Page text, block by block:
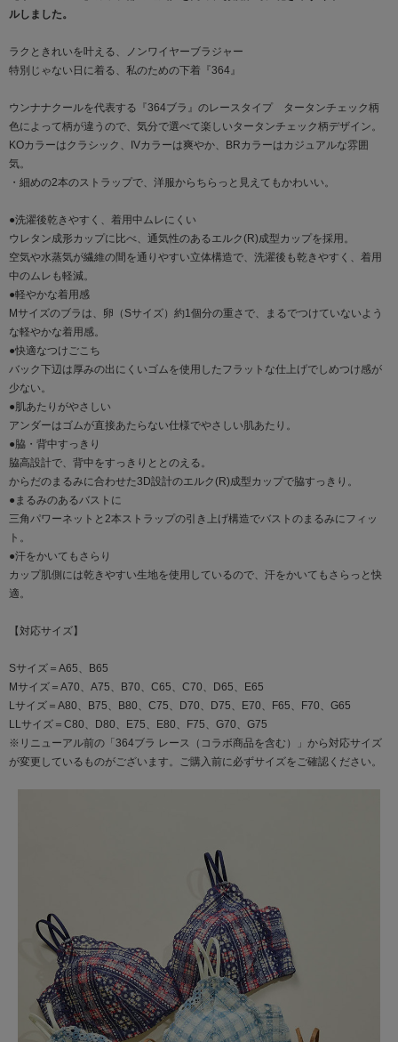
ルしました。
ラクときれいを叶える、ノンワイヤーブラジャー
特別じゃない日に着る、私のための下着『364』
ウンナナクールを代表する『364ブラ』のレースタイプ タータンチェック柄
色によって柄が違うので、気分で選べて楽しいタータンチェック柄デザイン。
KOカラーはクラシック、IVカラーは爽やか、BRカラーはカジュアルな雰囲
気。
・細めの2本のストラップで、洋服からちらっと見えてもかわいい。
●洗濯後乾きやすく、着用中ムレにくい
ウレタン成形カップに比べ、通気性のあるエルク(R)成型カップを採用。
空気や水蒸気が繊維の間を通りやすい立体構造で、洗濯後も乾きやすく、着用
中のムレも軽減。
●軽やかな着用感
Mサイズのブラは、卵（Sサイズ）約1個分の重さで、まるでつけていないよう
な軽やかな着用感。
●快適なつけごこち
バック下辺は厚みの出にくいゴムを使用したフラットな仕上げでしめつけ感が
少ない。
●肌あたりがやさしい
アンダーはゴムが直接あたらない仕様でやさしい肌あたり。
●脇・背中すっきり
脇高設計で、背中をすっきりととのえる。
からだのまるみに合わせた3D設計のエルク(R)成型カップで脇すっきり。
●まるみのあるバストに
三角パワーネットと2本ストラップの引き上げ構造でバストのまるみにフィッ
ト。
●汗をかいてもさらり
カップ肌側には乾きやすい生地を使用しているので、汗をかいてもさらっと快
適。
【対応サイズ】
Sサイズ＝A65、B65
Mサイズ＝A70、A75、B70、C65、C70、D65、E65
Lサイズ＝A80、B75、B80、C75、D70、D75、E70、F65、F70、G65
LLサイズ＝C80、D80、E75、E80、F75、G70、G75
※リニューアル前の「364ブラ レース（コラボ商品を含む）」から対応サイズ
が変更しているものがございます。ご購入前に必ずサイズをご確認ください。